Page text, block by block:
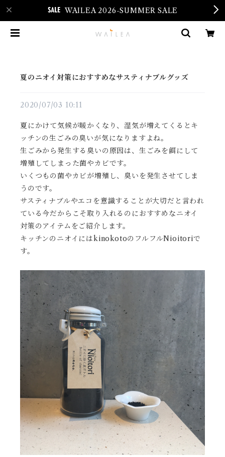
WAILEA 2026-SUMMER SALE
夏のニオイ対策におすすめなサスティナブルグッズ
2020/07/03 10:11
夏にかけて気候が暖かくなり、湿気が増えてくるとキ
ッチンの生ごみの臭いが気になりますよね。
生ごみから発生する臭いの原因は、生ごみを餌にして
増殖してしまった菌やカビです。
いくつもの菌やカビが増殖し、臭いを発生させてしま
うのです。
サスティナブルやエコを意識することが大切だと言われ
ている今だからこそ取り入れるのにおすすめなニオイ
対策のアイテムをご紹介します。
キッチンのニオイにはkinokotoのフルフルNioitoriで
す。